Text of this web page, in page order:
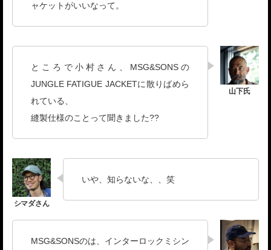
ャケットがいいなって。
ところで小村さん、MSG&SONSの
JUNGLE FATIGUE JACKETに散りばめら
れている、
縫製仕様のことって聞きました??
いや、知らないな、、笑
MSG&SONSのは、インターロックミシン